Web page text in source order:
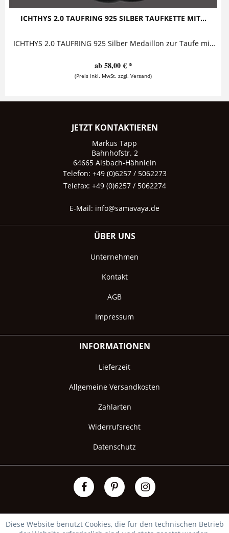
ICHTHYS 2.0 TAUFRING 925 SILBER TAUFKETTE MIT...
ICHTHYS 2.0 TAUFRING 925 Silber Medaillon zur Taufe mit Taufring Diese zauberhafte Taufkette mit Gravur aus 925 Sterling Silber besteht aus...
ab 58,00 € *
(Preis inkl. MwSt. zzgl. Versand)
JETZT KONTAKTIEREN
Markus Tapp
Bahnhofstr. 2
64665 Alsbach-Hähnlein
Telefon: +49 (0)6257 / 5062273
Telefax: +49 (0)6257 / 5062274
E-Mail: info@samavaya.de
ÜBER UNS
Unternehmen
Kontakt
AGB
Impressum
INFORMATIONEN
Lieferzeit
Allgemeine Versandkosten
Zahlarten
Widerrufsrecht
Datenschutz
Diese Website benutzt Cookies, die für den technischen Betrieb